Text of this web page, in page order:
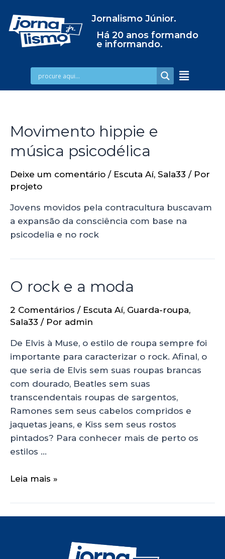
Jornalismo Júnior.
Há 20 anos formando
e informando.
Movimento hippie e
música psicodélica
Deixe um comentário / Escuta Aí, Sala33 / Por
projeto
Jovens movidos pela contracultura buscavam
a expansão da consciência com base na
psicodelia e no rock
O rock e a moda
2 Comentários / Escuta Aí, Guarda-roupa,
Sala33 / Por admin
De Elvis à Muse, o estilo de roupa sempre foi
importante para caracterizar o rock. Afinal, o
que seria de Elvis sem suas roupas brancas
com dourado, Beatles sem suas
transcendentais roupas de sargentos,
Ramones sem seus cabelos compridos e
jaquetas jeans, e Kiss sem seus rostos
pintados? Para conhecer mais de perto os
estilos …
Leia mais »